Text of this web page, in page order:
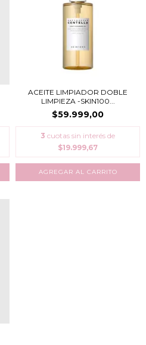
ACEITE LIMPIADOR DOBLE
LIMPIEZA -SKIN100...
$59.999,00
3 cuotas sin interés de
$19.999,67